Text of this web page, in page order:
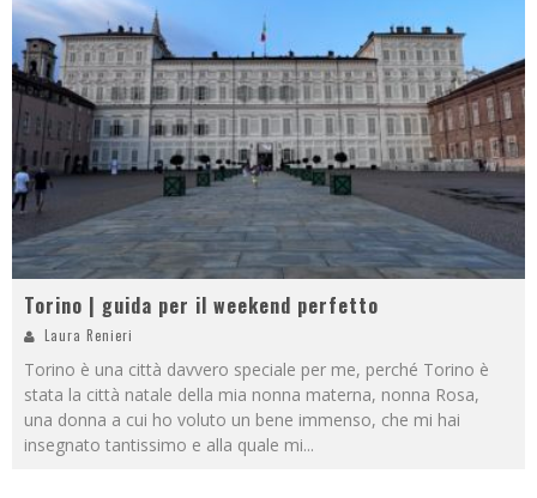
Torino | guida per il weekend perfetto
Laura Renieri
Torino è una città davvero speciale per me, perché Torino è
stata la città natale della mia nonna materna, nonna Rosa,
una donna a cui ho voluto un bene immenso, che mi hai
insegnato tantissimo e alla quale mi...